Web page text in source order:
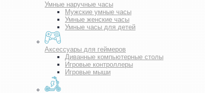
Умные наручные часы
Мужские умные часы
Умные женские часы
Умные часы для детей
Аксессуары для геймеров
Диванные компьютерные столы
Игровые контроллеры
Игровые мыши